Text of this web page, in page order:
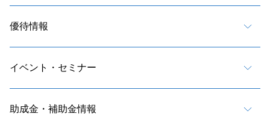
優待情報
イベント・セミナー
助成金・補助金情報